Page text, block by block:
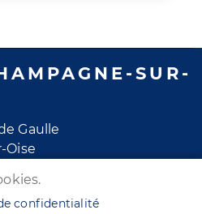
SUR-
Gaulle
Oise
confidentialité